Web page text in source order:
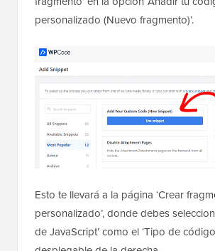
Añadir fragmentodesde la barra
administración de tu WordPress y hacer
fragmento’ en la opción ‘Añadir tu
personalizado (Nuevo fragmento)’.
Esto te llevará a la página ‘Crear